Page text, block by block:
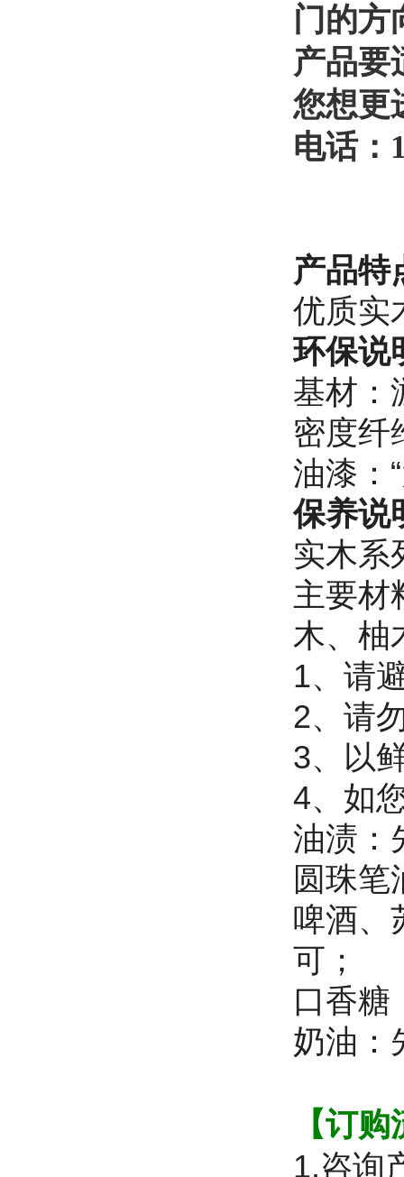
门的方
产品要
您想更
电话：
产品特
优质实
环保说
基材：
密度纤
油漆：
保养说
实木系
主要材
木、柚
1、请
2、请
3、以
4、如
油渍：
圆珠笔
啤酒、
可；
口香糖
奶油：
【订
1.咨询